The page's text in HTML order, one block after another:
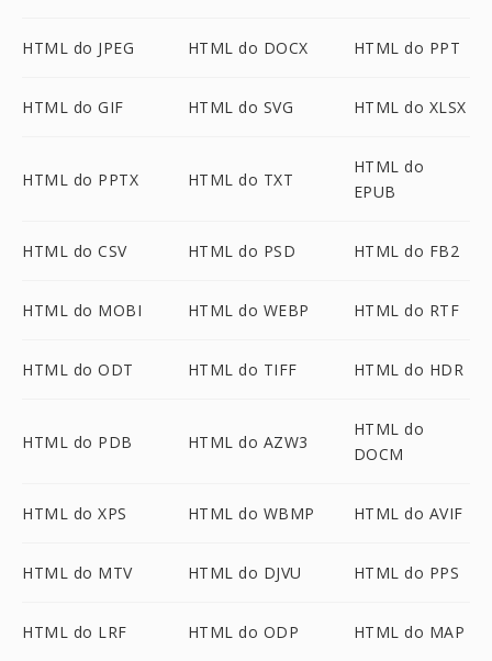
HTML do JPEG HTML do DOCX HTML do PPT
HTML do GIF HTML do SVG HTML do XLSX
HTML do PPTX HTML do TXT
HTML do
EPUB
HTML do CSV HTML do PSD HTML do FB2
HTML do MOBI HTML do WEBP HTML do RTF
HTML do ODT HTML do TIFF HTML do HDR
HTML do PDB HTML do AZW3
HTML do
DOCM
HTML do XPS HTML do WBMP HTML do AVIF
HTML do MTV HTML do DJVU HTML do PPS
HTML do LRF HTML do ODP HTML do MAP